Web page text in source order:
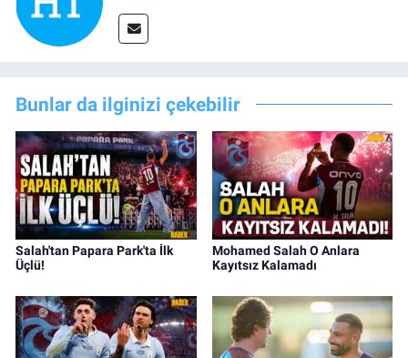
Bunlar da ilginizi çekebilir
Salah'tan Papara Park'ta İlk
Üçlü!
Mohamed Salah O Anlara
Kayıtsız Kalamadı